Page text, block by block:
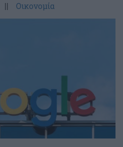
|| Οικονομία